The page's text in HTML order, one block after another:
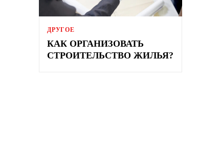
ДРУГОЕ
КАК ОРГАНИЗОВАТЬ
СТРОИТЕЛЬСТВО ЖИЛЬЯ?